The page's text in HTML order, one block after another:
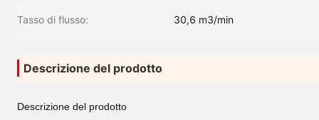
Tasso di flusso: 30,6 m3/min
Descrizione del prodotto
Descrizione del prodotto